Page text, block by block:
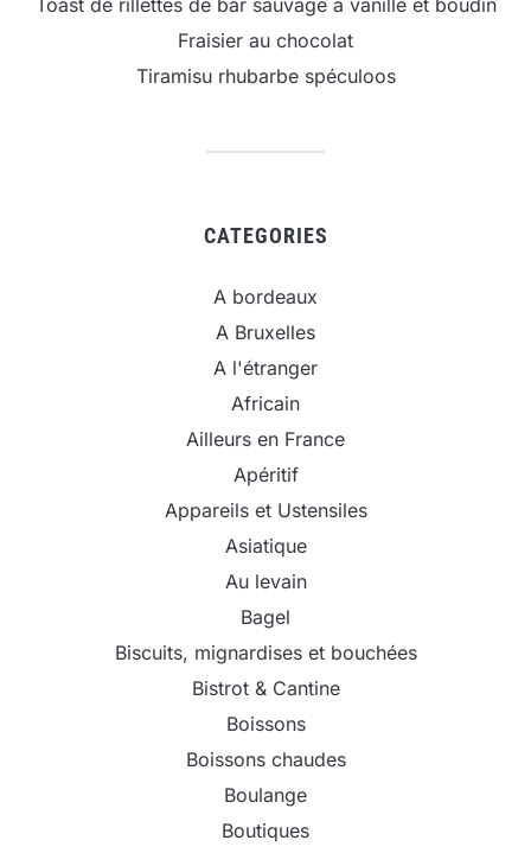
Toast de rillettes de bar sauvage à vanille et boudin
Fraisier au chocolat
Tiramisu rhubarbe spéculoos
CATEGORIES
A bordeaux
A Bruxelles
A l'étranger
Africain
Ailleurs en France
Apéritif
Appareils et Ustensiles
Asiatique
Au levain
Bagel
Biscuits, mignardises et bouchées
Bistrot & Cantine
Boissons
Boissons chaudes
Boulange
Boutiques